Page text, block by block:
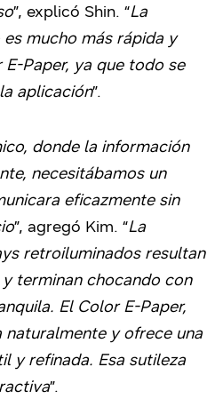
”, explicó Shin. “La
mucho más rápida y
Paper, ya que todo se
aplicación”.
donde la información
necesitábamos un
eficazmente sin
”, agregó Kim. “La
retroiluminados resultan
terminan chocando con
El Color E-Paper,
naturalmente y ofrece una
y refinada. Esa sutileza
”.